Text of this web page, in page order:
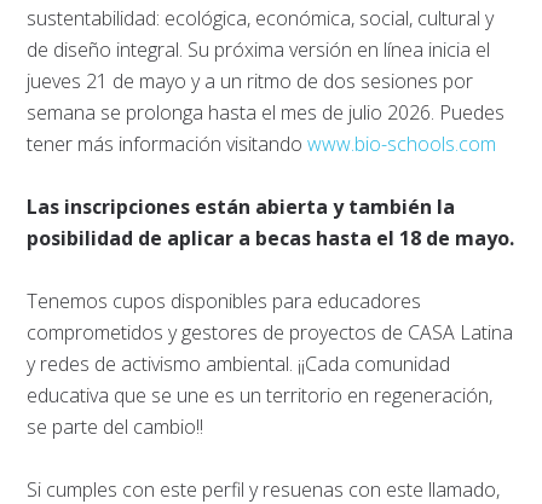
sustentabilidad: ecológica, económica, social, cultural y
de diseño integral. Su próxima versión en línea inicia el
jueves 21 de mayo y a un ritmo de dos sesiones por
semana se prolonga hasta el mes de julio 2026. Puedes
tener más información visitandowww.bio-schools.com
Las inscripciones están abierta y también la
posibilidad de aplicar a becas hasta el 18 de mayo.
Tenemos cupos disponibles para educadores
comprometidos y gestores de proyectos de CASA Latina
y redes de activismo ambiental. ¡¡Cada comunidad
educativa que se une es un territorio en regeneración,
se parte del cambio!!
Si cumples con este perfil y resuenas con este llamado,